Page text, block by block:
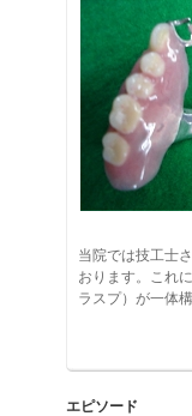
当院では技工士
おります。これ
ラスプ）が一体
エピソード